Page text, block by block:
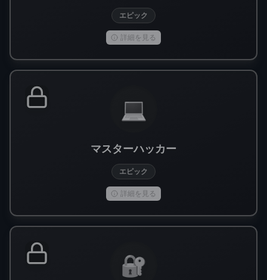
エピック
詳細を見る
💻
マスターハッカー
エピック
詳細を見る
🔐